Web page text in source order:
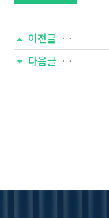
이전글 기독교 통
다음글 기독교 통